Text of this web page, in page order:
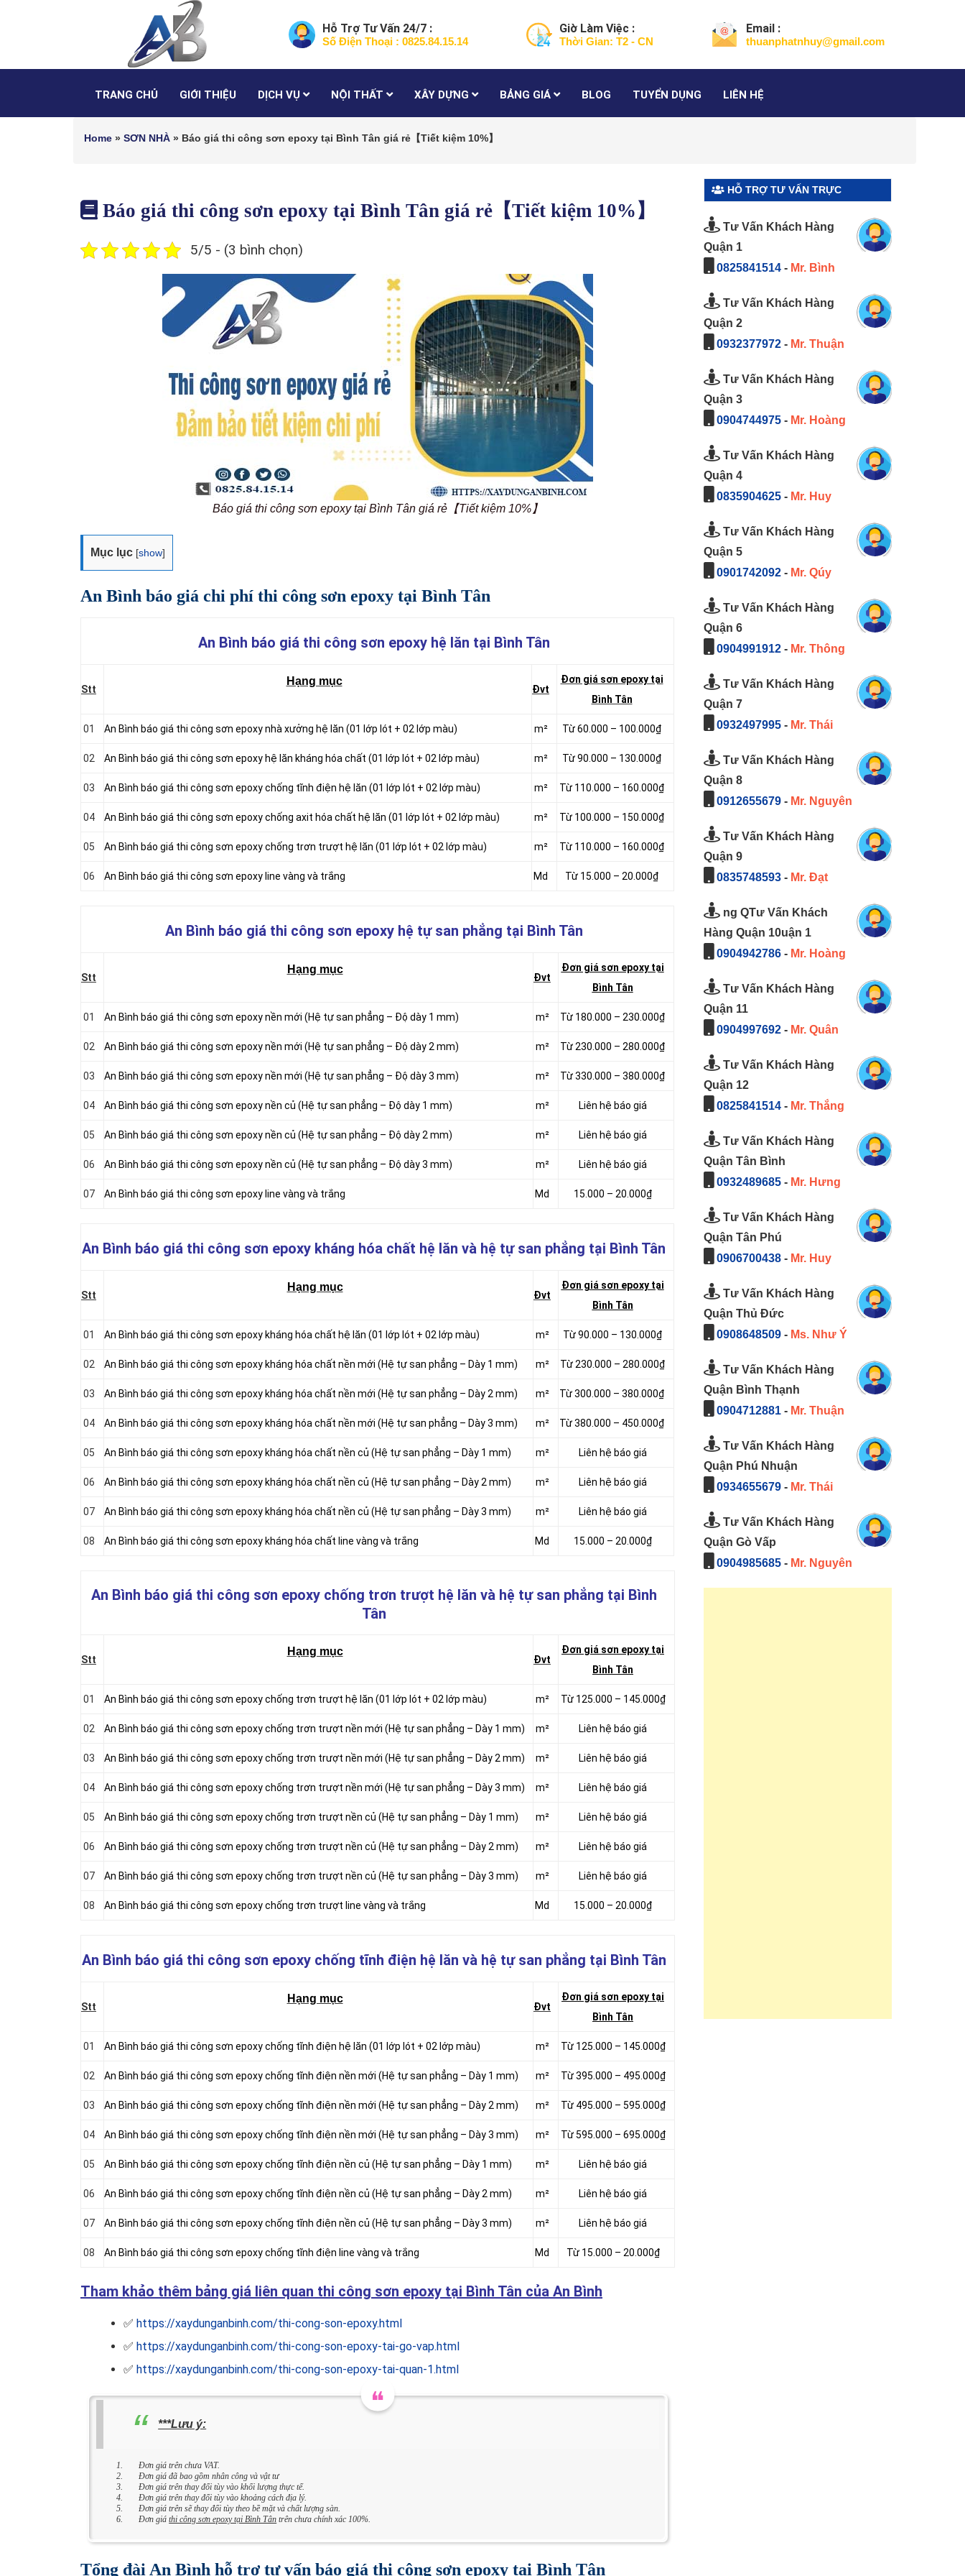
Hỗ Trợ Tư Vấn 24/7 :
Số Điện Thoại : 0825.84.15.14
Giờ Làm Việc :
Thời Gian: T2 - CN
Email :
thuanphatnhuy@gmail.com
TRANG CHỦ GIỚI THIỆU DỊCH VỤ NỘI THẤT XÂY DỰNG BẢNG GIÁ BLOG TUYỂN DỤNG LIÊN HỆ
Home » SƠN NHÀ » Báo giá thi công sơn epoxy tại Bình Tân giá rẻ【Tiết kiệm 10%】
Báo giá thi công sơn epoxy tại Bình Tân giá rẻ【Tiết kiệm 10%】
5/5 - (3 bình chọn)
Báo giá thi công sơn epoxy tại Bình Tân giá rẻ【Tiết kiệm 10%】
Mục lục [show]
An Bình báo giá chi phí thi công sơn epoxy tại Bình Tân
An Bình báo giá thi công sơn epoxy hệ lăn tại Bình Tân
Stt
Hạng mục
Đvt
Đơn giá sơn epoxy tại
Bình Tân
01 An Bình báo giá thi công sơn epoxy nhà xưởng hệ lăn (01 lớp lót + 02 lớp màu) m² Từ 60.000 – 100.000₫
02 An Bình báo giá thi công sơn epoxy hệ lăn kháng hóa chất (01 lớp lót + 02 lớp màu) m² Từ 90.000 – 130.000₫
03 An Bình báo giá thi công sơn epoxy chống tĩnh điện hệ lăn (01 lớp lót + 02 lớp màu) m² Từ 110.000 – 160.000₫
04 An Bình báo giá thi công sơn epoxy chống axit hóa chất hệ lăn (01 lớp lót + 02 lớp màu) m² Từ 100.000 – 150.000₫
05 An Bình báo giá thi công sơn epoxy chống trơn trượt hệ lăn (01 lớp lót + 02 lớp màu) m² Từ 110.000 – 160.000₫
06 An Bình báo giá thi công sơn epoxy line vàng và trắng Md Từ 15.000 – 20.000₫
An Bình báo giá thi công sơn epoxy hệ tự san phẳng tại Bình Tân
Stt
Hạng mục
Đvt
Đơn giá sơn epoxy tại
Bình Tân
01 An Bình báo giá thi công sơn epoxy nền mới (Hệ tự san phẳng – Độ dày 1 mm) m² Từ 180.000 – 230.000₫
02 An Bình báo giá thi công sơn epoxy nền mới (Hệ tự san phẳng – Độ dày 2 mm) m² Từ 230.000 – 280.000₫
03 An Bình báo giá thi công sơn epoxy nền mới (Hệ tự san phẳng – Độ dày 3 mm) m² Từ 330.000 – 380.000₫
04 An Bình báo giá thi công sơn epoxy nền củ (Hệ tự san phẳng – Độ dày 1 mm) m² Liên hệ báo giá
05 An Bình báo giá thi công sơn epoxy nền củ (Hệ tự san phẳng – Độ dày 2 mm) m² Liên hệ báo giá
06 An Bình báo giá thi công sơn epoxy nền củ (Hệ tự san phẳng – Độ dày 3 mm) m² Liên hệ báo giá
07 An Bình báo giá thi công sơn epoxy line vàng và trắng Md 15.000 – 20.000₫
An Bình báo giá thi công sơn epoxy kháng hóa chất hệ lăn và hệ tự san phẳng tại Bình Tân
Stt
Hạng mục
Đvt
Đơn giá sơn epoxy tại
Bình Tân
01 An Bình báo giá thi công sơn epoxy kháng hóa chất hệ lăn (01 lớp lót + 02 lớp màu) m² Từ 90.000 – 130.000₫
02 An Bình báo giá thi công sơn epoxy kháng hóa chất nền mới (Hệ tự san phẳng – Dày 1 mm) m² Từ 230.000 – 280.000₫
03 An Bình báo giá thi công sơn epoxy kháng hóa chất nền mới (Hệ tự san phẳng – Dày 2 mm) m² Từ 300.000 – 380.000₫
04 An Bình báo giá thi công sơn epoxy kháng hóa chất nền mới (Hệ tự san phẳng – Dày 3 mm) m² Từ 380.000 – 450.000₫
05 An Bình báo giá thi công sơn epoxy kháng hóa chất nền củ (Hệ tự san phẳng – Dày 1 mm) m² Liên hệ báo giá
06 An Bình báo giá thi công sơn epoxy kháng hóa chất nền củ (Hệ tự san phẳng – Dày 2 mm) m² Liên hệ báo giá
07 An Bình báo giá thi công sơn epoxy kháng hóa chất nền củ (Hệ tự san phẳng – Dày 3 mm) m² Liên hệ báo giá
08 An Bình báo giá thi công sơn epoxy kháng hóa chất line vàng và trắng Md 15.000 – 20.000₫
An Bình báo giá thi công sơn epoxy chống trơn trượt hệ lăn và hệ tự san phẳng tại Bình
Tân
Stt
Hạng mục
Đvt
Đơn giá sơn epoxy tại
Bình Tân
01 An Bình báo giá thi công sơn epoxy chống trơn trượt hệ lăn (01 lớp lót + 02 lớp màu) m² Từ 125.000 – 145.000₫
02 An Bình báo giá thi công sơn epoxy chống trơn trượt nền mới (Hệ tự san phẳng – Dày 1 mm) m² Liên hệ báo giá
03 An Bình báo giá thi công sơn epoxy chống trơn trượt nền mới (Hệ tự san phẳng – Dày 2 mm) m² Liên hệ báo giá
04 An Bình báo giá thi công sơn epoxy chống trơn trượt nền mới (Hệ tự san phẳng – Dày 3 mm) m² Liên hệ báo giá
05 An Bình báo giá thi công sơn epoxy chống trơn trượt nền củ (Hệ tự san phẳng – Dày 1 mm) m² Liên hệ báo giá
06 An Bình báo giá thi công sơn epoxy chống trơn trượt nền củ (Hệ tự san phẳng – Dày 2 mm) m² Liên hệ báo giá
07 An Bình báo giá thi công sơn epoxy chống trơn trượt nền củ (Hệ tự san phẳng – Dày 3 mm) m² Liên hệ báo giá
08 An Bình báo giá thi công sơn epoxy chống trơn trượt line vàng và trắng Md 15.000 – 20.000₫
An Bình báo giá thi công sơn epoxy chống tĩnh điện hệ lăn và hệ tự san phẳng tại Bình Tân
Stt
Hạng mục
Đvt
Đơn giá sơn epoxy tại
Bình Tân
01 An Bình báo giá thi công sơn epoxy chống tĩnh điện hệ lăn (01 lớp lót + 02 lớp màu) m² Từ 125.000 – 145.000₫
02 An Bình báo giá thi công sơn epoxy chống tĩnh điện nền mới (Hệ tự san phẳng – Dày 1 mm) m² Từ 395.000 – 495.000₫
03 An Bình báo giá thi công sơn epoxy chống tĩnh điện nền mới (Hệ tự san phẳng – Dày 2 mm) m² Từ 495.000 – 595.000₫
04 An Bình báo giá thi công sơn epoxy chống tĩnh điện nền mới (Hệ tự san phẳng – Dày 3 mm) m² Từ 595.000 – 695.000₫
05 An Bình báo giá thi công sơn epoxy chống tĩnh điện nền củ (Hệ tự san phẳng – Dày 1 mm) m² Liên hệ báo giá
06 An Bình báo giá thi công sơn epoxy chống tĩnh điện nền củ (Hệ tự san phẳng – Dày 2 mm) m² Liên hệ báo giá
07 An Bình báo giá thi công sơn epoxy chống tĩnh điện nền củ (Hệ tự san phẳng – Dày 3 mm) m² Liên hệ báo giá
08 An Bình báo giá thi công sơn epoxy chống tĩnh điện line vàng và trắng Md Từ 15.000 – 20.000₫
Tham khảo thêm bảng giá liên quan thi công sơn epoxy tại Bình Tân của An Bình
✅ https://xaydunganbinh.com/thi-cong-son-epoxy.html
✅ https://xaydunganbinh.com/thi-cong-son-epoxy-tai-go-vap.html
✅ https://xaydunganbinh.com/thi-cong-son-epoxy-tai-quan-1.html
***Lưu ý:
Đơn giá trên chưa VAT.
Đơn giá đã bao gồm nhân công và vật tư
Đơn giá trên thay đổi tùy vào khối lượng thực tế.
Đơn giá trên thay đổi tùy vào khoảng cách địa lý.
Đơn giá trên sẽ thay đổi tùy theo bề mặt và chất lượng sàn.
Đơn giáthi công sơn epoxy tại Bình Tân trên chưa chính xác 100%.
Tổng đài An Bình hỗ trợ tư vấn báo giá thi công sơn epoxy tại Bình Tân
HỖ TRỢ TƯ VẤN TRỰC
Tư Vấn Khách Hàng
Quận 1
0825841514- Mr. Bình
Tư Vấn Khách Hàng
Quận 2
0932377972- Mr. Thuận
Tư Vấn Khách Hàng
Quận 3
0904744975- Mr. Hoàng
Tư Vấn Khách Hàng
Quận 4
0835904625- Mr. Huy
Tư Vấn Khách Hàng
Quận 5
0901742092- Mr. Qúy
Tư Vấn Khách Hàng
Quận 6
0904991912- Mr. Thông
Tư Vấn Khách Hàng
Quận 7
0932497995- Mr. Thái
Tư Vấn Khách Hàng
Quận 8
0912655679- Mr. Nguyên
Tư Vấn Khách Hàng
Quận 9
0835748593- Mr. Đạt
ng QTư Vấn Khách
Hàng Quận 10uận 1
0904942786- Mr. Hoàng
Tư Vấn Khách Hàng
Quận 11
0904997692- Mr. Quân
Tư Vấn Khách Hàng
Quận 12
0825841514- Mr. Thắng
Tư Vấn Khách Hàng
Quận Tân Bình
0932489685- Mr. Hưng
Tư Vấn Khách Hàng
Quận Tân Phú
0906700438- Mr. Huy
Tư Vấn Khách Hàng
Quận Thủ Đức
0908648509- Ms. Như Ý
Tư Vấn Khách Hàng
Quận Bình Thạnh
0904712881- Mr. Thuận
Tư Vấn Khách Hàng
Quận Phú Nhuận
0934655679- Mr. Thái
Tư Vấn Khách Hàng
Quận Gò Vấp
0904985685- Mr. Nguyên